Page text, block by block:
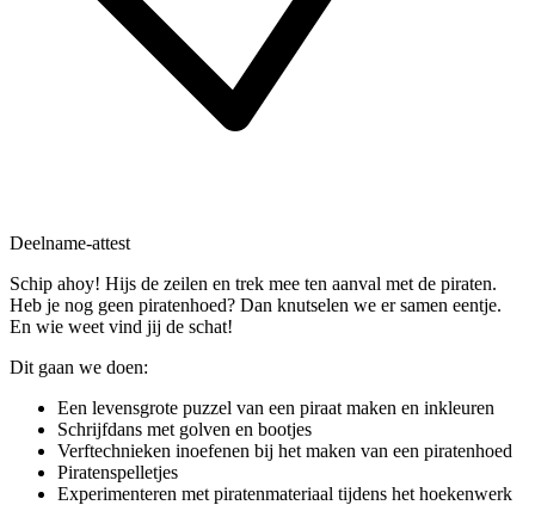
Deelname-attest
Schip ahoy! Hijs de zeilen en trek mee ten aanval met de piraten.
Heb je nog geen piratenhoed? Dan knutselen we er samen eentje.
En wie weet vind jij de schat!
Dit gaan we doen:
Een levensgrote puzzel van een piraat maken en inkleuren
Schrijfdans met golven en bootjes
Verftechnieken inoefenen bij het maken van een piratenhoed
Piratenspelletjes
Experimenteren met piratenmateriaal tijdens het hoekenwerk